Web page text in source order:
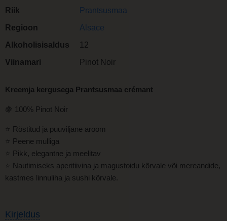
Riik
Prantsusmaa
Regioon
Alsace
Alkoholisisaldus
12
Viinamari
Pinot Noir
Kreemja kergusega Prantsusmaa crémant
🍇 100% Pinot Noir
⭐ Röstitud ja puuviljane aroom
⭐ Peene mulliga
⭐ Pikk, elegantne ja meelitav
⭐ Nautimiseks aperitiivina ja magustoidu kõrvale või mereandide,
kastmes linnuliha ja sushi kõrvale.
Kirjeldus